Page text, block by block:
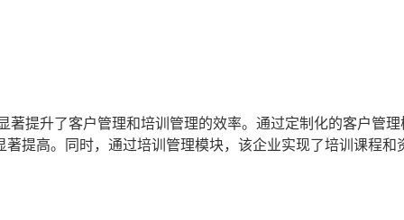
提升了客户管理和培训管理的效率。通过定制化的客户管理
提高。同时，通过培训管理模块，该企业实现了培训课程和